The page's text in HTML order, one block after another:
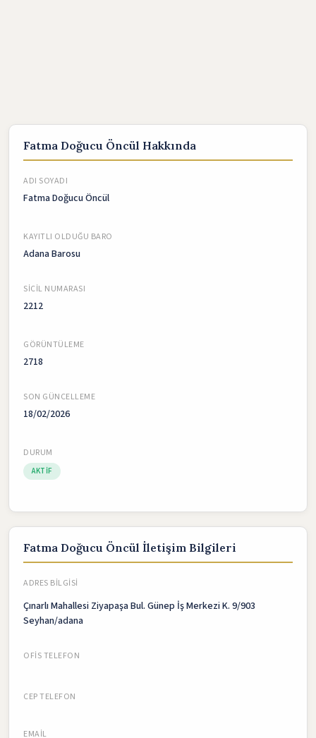
Fatma Doğucu Öncül Hakkında
ADI SOYADI
Fatma Doğucu Öncül
KAYITLI OLDUĞU BARO
Adana Barosu
SICIL NUMARASI
2212
GÖRÜNTÜLEME
2718
SON GÜNCELLEME
18/02/2026
DURUM
AKTIF
Fatma Doğucu Öncül İletişim Bilgileri
ADRES BILGISI
Çınarlı Mahallesi Ziyapaşa Bul. Günep İş Merkezi K. 9/903
Seyhan/adana
OFIS TELEFON
CEP TELEFON
EMAIL